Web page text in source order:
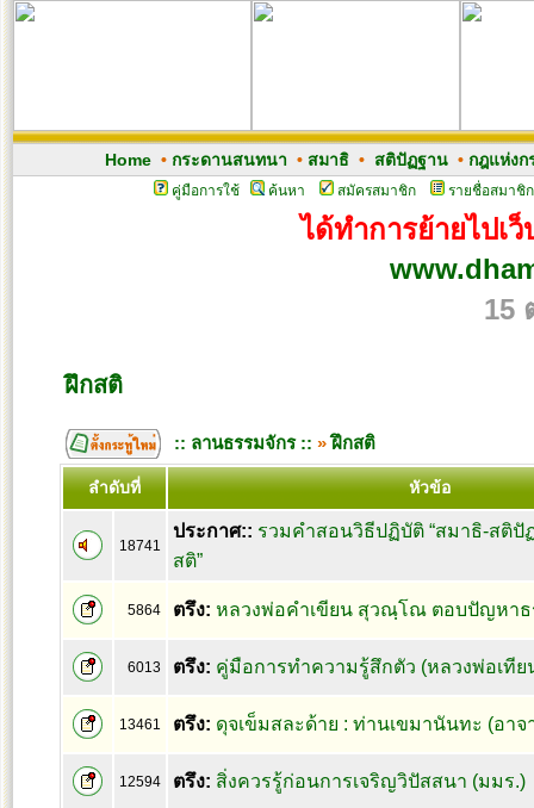
Home• กระดานสนทนา • สมาธิ• สติปัฏฐาน• กฎแห่งก
คู่มือการใช้ ค้นหา สมัครสมาชิก รายชื่อสมาชิก
ได้ทำการย้ายไปเ
15
ฝึกสติ
:: ลานธรรมจักร :: »ฝึกสติ
ลำดับที่ หัวข้อ
18741
ประกาศ:: รวมคำสอนวิธีปฏิบัติ “สมาธิ-สติปั
สติ”
5864 ตรึง: หลวงพ่อคำเขียน สุวณฺโณ ตอบปัญหาธ
6013 ตรึง: คู่มือการทำความรู้สึกตัว (หลวงพ่อเทีย
13461 ตรึง: ดุจเข็มสละด้าย : ท่านเขมานันทะ (อาจ
12594 ตรึง: สิ่งควรรู้ก่อนการเจริญวิปัสสนา (มมร.)